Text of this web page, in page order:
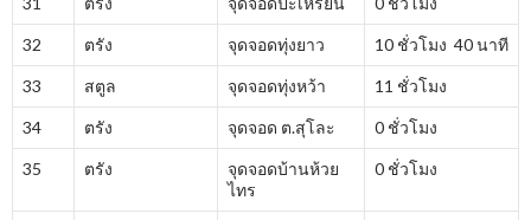
32 ตรัง จุดจอดทุ่งยาว 10 ชั่วโมง 40 นาที
33 สตูล จุดจอดทุ่งหว้า 11 ชั่วโมง
34 ตรัง จุดจอด ต.สุโละ 0 ชั่วโมง
35 ตรัง
จุดจอดบ้านห้วย
ไทร
0 ชั่วโมง